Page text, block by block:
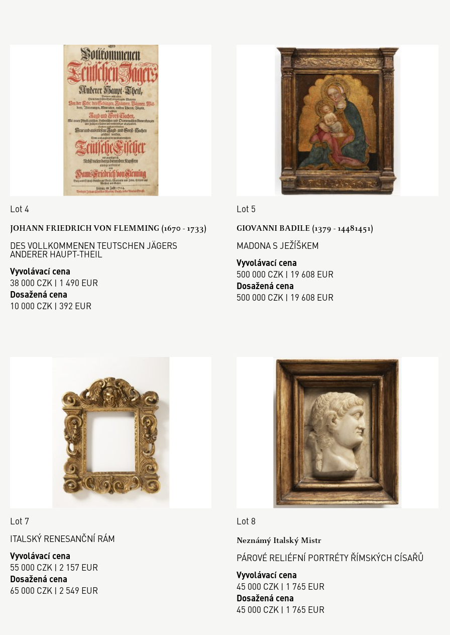
Lot 4
JOHANN FRIEDRICH VON FLEMMING (1670 - 1733)
DES VOLLKOMMENEN TEUTSCHEN JÄGERS
ANDERER HAUPT-THEIL
Vyvolávací cena
38 000 CZK | 1 490 EUR
Dosažená cena
10 000 CZK | 392 EUR
Lot 5
GIOVANNI BADILE (1379 - 14481451)
MADONA S JEŽÍŠKEM
Vyvolávací cena
500 000 CZK | 19 608 EUR
Dosažená cena
500 000 CZK | 19 608 EUR
Lot 7
ITALSKÝ RENESANČNÍ RÁM
Vyvolávací cena
55 000 CZK | 2 157 EUR
Dosažená cena
65 000 CZK | 2 549 EUR
Lot 8
Neznámý Italský Mistr
PÁROVÉ RELIÉFNÍ PORTRÉTY ŘÍMSKÝCH CÍSAŘŮ
Vyvolávací cena
45 000 CZK | 1 765 EUR
Dosažená cena
45 000 CZK | 1 765 EUR